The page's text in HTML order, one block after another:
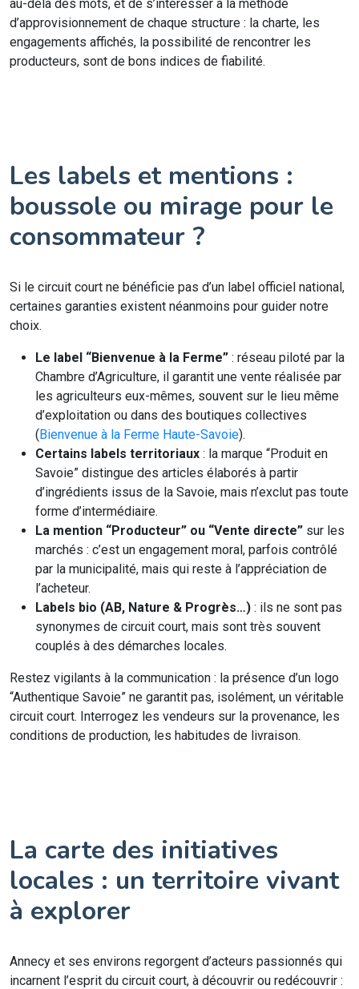
au-delà des mots, et de s’intéresser à la méthode
d’approvisionnement de chaque structure : la charte, les
engagements affichés, la possibilité de rencontrer les
producteurs, sont de bons indices de fiabilité.
Les labels et mentions :
boussole ou mirage pour le
consommateur ?
Si le circuit court ne bénéficie pas d’un label officiel national,
certaines garanties existent néanmoins pour guider notre
choix.
Le label “Bienvenue à la Ferme” : réseau piloté par la
Chambre d’Agriculture, il garantit une vente réalisée par
les agriculteurs eux-mêmes, souvent sur le lieu même
d’exploitation ou dans des boutiques collectives
(Bienvenue à la Ferme Haute-Savoie).
Certains labels territoriaux : la marque “Produit en
Savoie” distingue des articles élaborés à partir
d’ingrédients issus de la Savoie, mais n’exclut pas toute
forme d’intermédiaire.
La mention “Producteur” ou “Vente directe” sur les
marchés : c’est un engagement moral, parfois contrôlé
par la municipalité, mais qui reste à l’appréciation de
l’acheteur.
Labels bio (AB, Nature & Progrès…) : ils ne sont pas
synonymes de circuit court, mais sont très souvent
couplés à des démarches locales.
Restez vigilants à la communication : la présence d’un logo
“Authentique Savoie” ne garantit pas, isolément, un véritable
circuit court. Interrogez les vendeurs sur la provenance, les
conditions de production, les habitudes de livraison.
La carte des initiatives
locales : un territoire vivant
à explorer
Annecy et ses environs regorgent d’acteurs passionnés qui
incarnent l’esprit du circuit court, à découvrir ou redécouvrir :